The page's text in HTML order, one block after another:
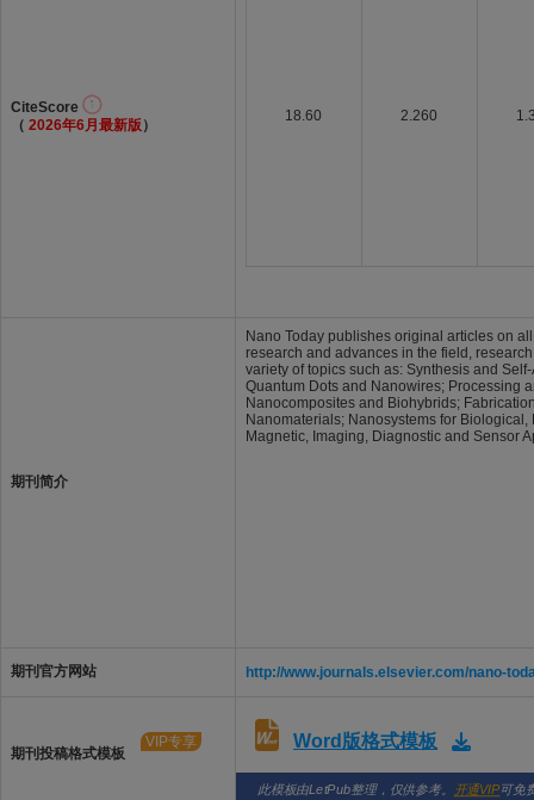
CiteScore
（ 2026年6月最新版 ）
18.60 2.260
期刊简介
Nano Today publishes original articles on
research and advances in the field,
variety of topics such as: Synthesis and
Quantum Dots and Nanowires; Processing
Nanocomposites and Biohybrids;
Nanomaterials; Nanosystems for
Magnetic, Imaging, Diagnostic and Sensor
期刊官方网站 http://www.journals.elsevier.com/nano-
期刊投稿格式模板
VIP专享 Word版格式模板
此模板由LetPub整理，仅供参考。 开通VIP可免